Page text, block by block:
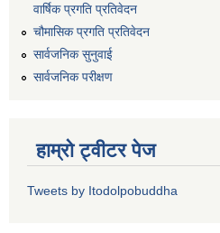
वार्षिक प्रगति प्रतिवेदन
चौमासिक प्रगति प्रतिवेदन
सार्वजनिक सुनुवाई
सार्वजनिक परीक्षण
हाम्रो ट्वीटर पेज
Tweets by Itodolpobuddha